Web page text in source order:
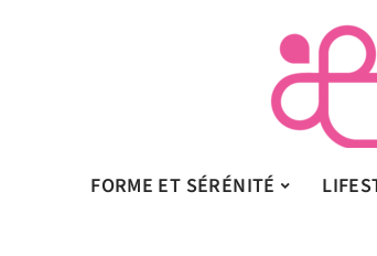
FORME ET SÉRÉNITÉ